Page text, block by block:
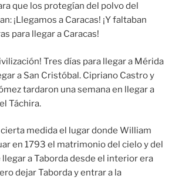
que los protegían del polvo del
¡Llegamos a Caracas! ¡Y faltaban
para llegar a Caracas!
Tres días para llegar a Mérida
a San Cristóbal. Cipriano Castro y
tardaron una semana en llegar a
Táchira.
medida el lugar donde William
en 1793 el matrimonio del cielo y del
a Taborda desde el interior era
dejar Taborda y entrar a la